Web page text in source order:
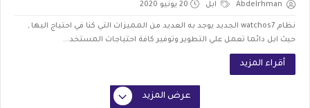
Abdelrhman ابل 20 يونيو 2020
نظام watchos7 الجديد يوجد به العديد من المميزات التي كنا في احتياج اليها ,
حيث ابل دائما تعمل علي التطوير وتوفير كافة احتياجات المستخد...
أقراء المزيد
عرض المزيد